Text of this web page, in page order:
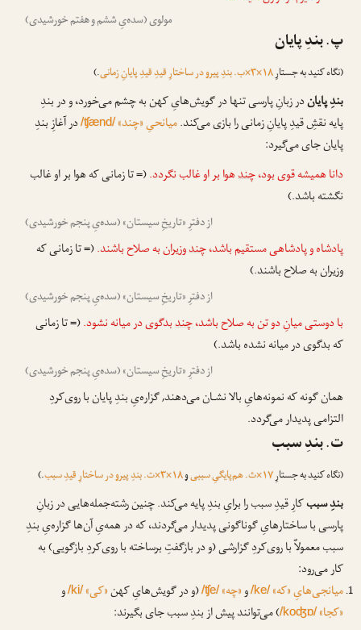
مولوی (سده‌یِ ششم و هفتم خورشیدی)
پ. بندِ پایان
(نگاه کنید به جستارِ۱۸×۳×ب. بندِ پیرو در ساختارِ قیدِ قیدِ پایانِ زمانی .)
بندِ پایاندر زبانِ پارسی تنها در گویش‌هایِ کهن به چشم می‌خورد، و در بندِ
پایه نقشِ قیدِ پایانِ زمانی را بازی می‌کند.میانحیِ «چند»/ʧænd/
در آغازِ بندِ
پایان جای می‌گیرد:
دانا همیشه قوی بود،چندهوا بر او غالب نگردد.(= تا زمانی که هوا بر او غالب
نگشته باشد.)
از دفترِ «تاریخِ سیستان» (سده‌یِ پنجم خورشیدی)
پادشاه و پادشاهی مستقیم باشد،چندوزیران به صلاح باشند.(= تا زمانی که
وزیران به صلاح باشند.)
از دفترِ «تاریخِ سیستان» (سده‌یِ پنجم خورشیدی)
با دوستی میانِ دو تن به صلاح باشد،چندبدگوی در میانه نشود.(= تا زمانی
که بدگوی در میانه نشده باشد.)
از دفترِ «تاریخِ سیستان» (سده‌یِ پنجم خورشیدی)
همان گونه که نمونه‌هایِ بالا نشـان می‌دهند, گزاره‌یِ بندِ پایان با روی‌کردِ
التزامی پدیدار می‌گردد.
ت. بندِ سبب
(نگاه کنید به جستارِ۱۷×ث. هم‌پایگیِ سببی و۱۸×۳×ت. بندِ پیرو در ساختارِ قیدِ سبب .)
بندِ سببکارِ قیدِ سبب را برایِ بندِ پایه می‌کند. چنین رشته‌جمله‌هایی در زبانِ
پارسی با ساختارهایِ گوناگونی پدیدار می‌گردند، که در همه‌یِ آن‌ها گزاره‌یِ بندِ
سبب معمولاٌ با روی‌کردِ گزارشی (و در بازگفتِ برساخته با روی‌کردِ بازگویی) به
کار می‌رود:
میانجی‌هایِ «که»/ke/ و«چه»/ʧe/ (و در گویش‌هایِ کهن«کی»/ki/
و
«کجا»/koʤɒ/
) می‌توانند پیش از بندِ سبب جای بگیرند: